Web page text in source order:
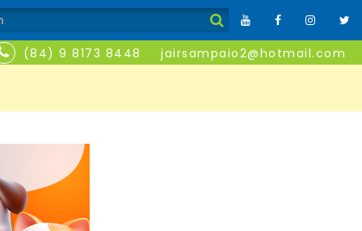
(84) 9 8173 8448 jairsampaio2@hotmail.com